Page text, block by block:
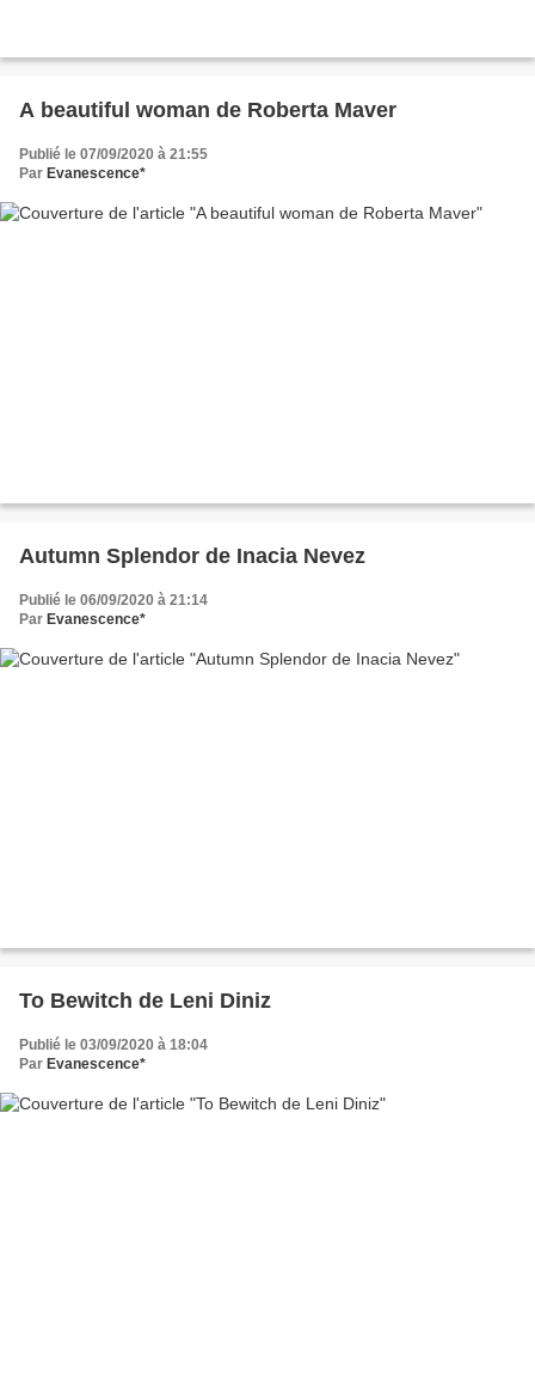
A beautiful woman de Roberta Maver
Publié le 07/09/2020 à 21:55
Par Evanescence*
Autumn Splendor de Inacia Nevez
Publié le 06/09/2020 à 21:14
Par Evanescence*
To Bewitch de Leni Diniz
Publié le 03/09/2020 à 18:04
Par Evanescence*